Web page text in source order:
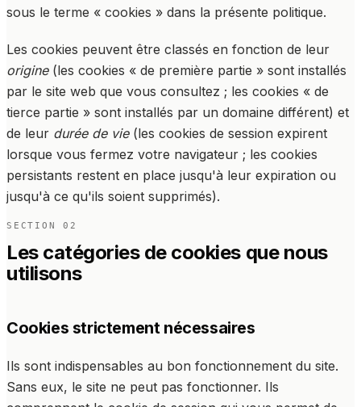
sous le terme « cookies » dans la présente politique.
Les cookies peuvent être classés en fonction de leur
origine(les cookies « de première partie » sont installés
par le site web que vous consultez ; les cookies « de
tierce partie » sont installés par un domaine différent) et
de leur durée de vie(les cookies de session expirent
lorsque vous fermez votre navigateur ; les cookies
persistants restent en place jusqu'à leur expiration ou
jusqu'à ce qu'ils soient supprimés).
SECTION 02
Les catégories de cookies que nous
utilisons
Cookies strictement nécessaires
Ils sont indispensables au bon fonctionnement du site.
Sans eux, le site ne peut pas fonctionner. Ils